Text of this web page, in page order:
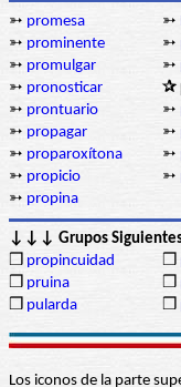
➳ promesa ➳
➳ prominente ➳
➳ promulgar ➳
➳ pronosticar ✰
➳ prontuario ➳
➳ propagar ➳
➳ proparoxítona ➳
➳ propicio ➳
➳ propina
↓↓↓ Grupos
❒ propincuidad ❒
❒ pruina ❒
❒ pularda ❒
Los iconos de la parte